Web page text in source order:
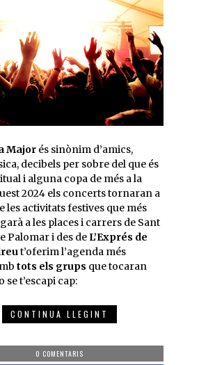
Major és sinònim d’amics,
decibels per sobre del que és
i alguna copa de més a la
2024 els concerts tornaran a
les activitats festives que més
a les places i carrers de Sant
Palomar i des de L’Exprés de
t’oferim l’agenda més
tots els grups que tocaran
se t’escapi cap:
CONTINUA LLEGINT
0 COMENTARIS